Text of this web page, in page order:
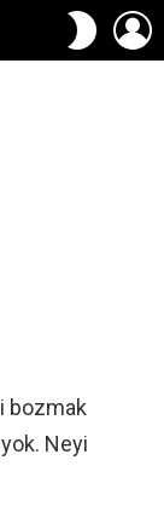
DIŞ
bozmak
Neyi